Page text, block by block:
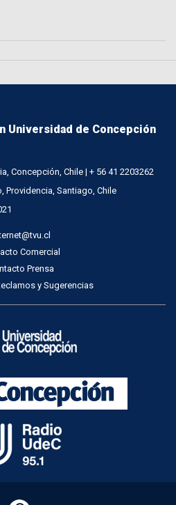
Universidad de Concepción
Concepción, Chile | + 56 41 2203262
Providencia, Santiago, Chile
Comercial
Prensa
y Sugerencias